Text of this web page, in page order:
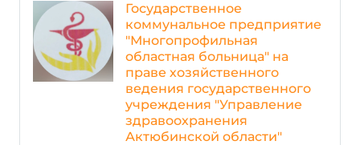
Государственное
коммунальное предприятие
"Многопрофильная
областная больница" на
праве хозяйственного
ведения государственного
учреждения "Управление
здравоохранения
Актюбинской области"